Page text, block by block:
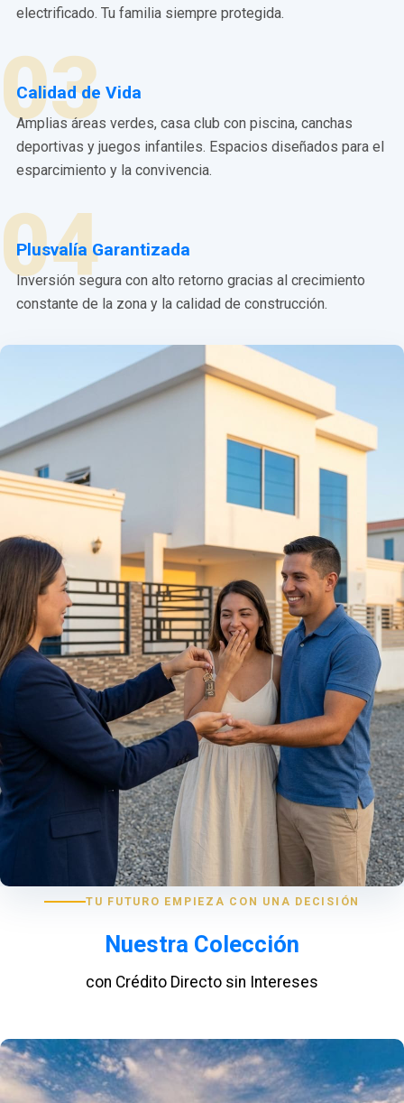
electrificado. Tu familia siempre protegida.
03
Calidad de Vida
Amplias áreas verdes, casa club con piscina, canchas
deportivas y juegos infantiles. Espacios diseñados para el
esparcimiento y la convivencia.
04
Plusvalía Garantizada
Inversión segura con alto retorno gracias al crecimiento
constante de la zona y la calidad de construcción.
TU FUTURO EMPIEZA CON UNA DECISIÓN
Nuestra Colección
con Crédito Directo sin Intereses